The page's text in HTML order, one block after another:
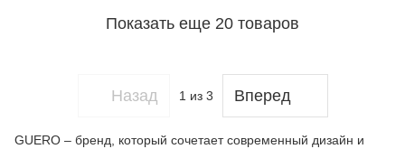
Показать еще 20 товаров
Назад 1 из 3 Вперед
GUERO – бренд, который сочетает современный дизайн и